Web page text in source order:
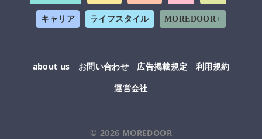
キャリア ライフスタイル MOREDOOR+
about us お問い合わせ 広告掲載規定
利用規約
運営会社
© 2026 MOREDOOR